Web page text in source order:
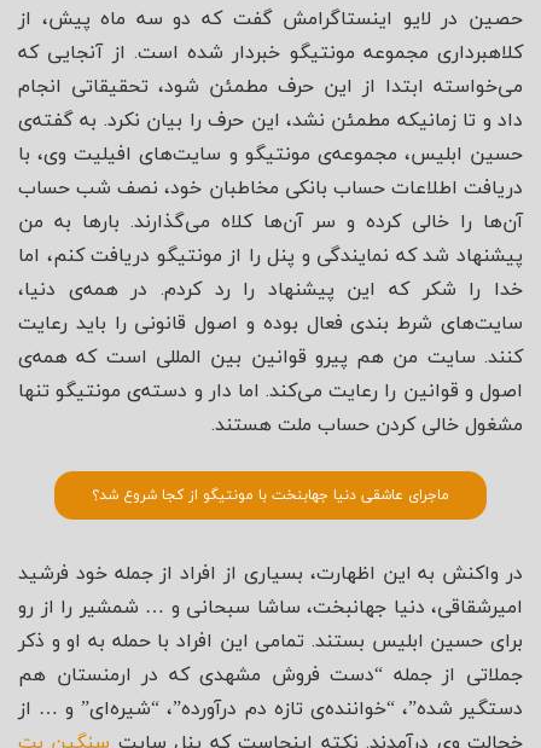
حصین در لایو اینستاگرامش گفت که دو سه ماه پیش، از
کلاهبرداری مجموعه مونتیگو خبردار شده است. از آنجایی که
می‌خواسته ابتدا از این حرف مطمئن شود، تحقیقاتی انجام
داد و تا زمانیکه مطمئن نشد، این حرف را بیان نکرد. به گفته‌ی
حسین ابلیس، مجموعه‌ی مونتیگو و سایت‌های افیلیت وی، با
دریافت اطلاعات حساب بانکی مخاطبان خود، نصف شب حساب
آن‌ها را خالی کرده و سر آن‌ها کلاه می‌گذارند. بارها به من
پیشنهاد شد که نمایندگی و پنل را از مونتیگو دریافت کنم، اما
خدا را شکر که این پیشنهاد را رد کردم. در همه‌ی دنیا،
سایت‌های شرط بندی فعال بوده و اصول قانونی را باید رعایت
کنند. سایت من هم پیرو قوانین بین المللی است که همه‌ی
اصول و قوانین را رعایت می‌کند. اما دار و دسته‌ی مونتیگو تنها
مشغول خالی کردن حساب ملت هستند.
ماجرای عاشقی دنیا جهابنخت با مونتیگو از کجا شروع شد؟
در واکنش به این اظهارت، بسیاری از افراد از جمله خود فرشید
امیرشقاقی، دنیا جهانبخت، ساشا سبحانی و … شمشیر را از رو
برای حسین ابلیس بستند. تمامی این افراد با حمله به او و ذکر
جملاتی از جمله “دست فروش مشهدی که در ارمنستان هم
دستگیر شده”، “خواننده‌ی تازه دم درآورده”، “شیره‌ای” و … از